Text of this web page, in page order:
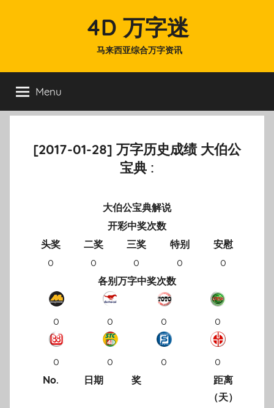
4D 万字迷
马来西亚综合万字资讯
Menu
[2017-01-28] 万字历史成绩 大伯公
宝典 :
大伯公宝典解说
开彩中奖次数
头奖
二奖 三奖 特别
安慰
0
0 0 0
0
各别万字中奖次数
0 0 0 0
0 0 0
0
No.
日期 奖
距离
（天）